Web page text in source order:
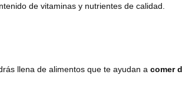
de vitaminas y nutrientes de calidad.
llena de alimentos que te ayudan a comer